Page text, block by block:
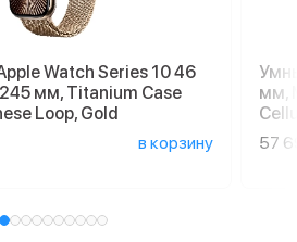
Watch Series 10 46
мм, Titanium Case
Loop, Gold
в корзину
мм,
57